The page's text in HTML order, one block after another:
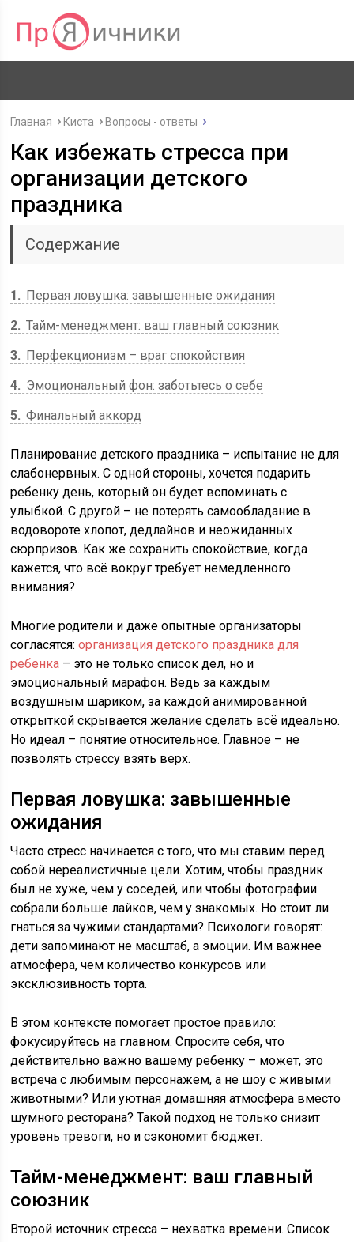
Главная Киста Вопросы - ответы
Как избежать стресса при
организации детского
праздника
Содержание
1
Первая ловушка: завышенные ожидания
2 Тайм-менеджмент: ваш главный союзник
3
Перфекционизм – враг спокойствия
4
Эмоциональный фон: заботьтесь о себе
5 Финальный аккорд
Планирование детского праздника – испытание не для
слабонервных. С одной стороны, хочется подарить
ребенку день, который он будет вспоминать с
улыбкой. С другой – не потерять самообладание в
водовороте хлопот, дедлайнов и неожиданных
сюрпризов. Как же сохранить спокойствие, когда
кажется, что всё вокруг требует немедленного
внимания?
Многие родители и даже опытные организаторы
согласятся:организация детского праздника для
ребенка – это не только список дел, но и
эмоциональный марафон. Ведь за каждым
воздушным шариком, за каждой анимированной
открыткой скрывается желание сделать всё идеально.
Но идеал – понятие относительное. Главное – не
позволять стрессу взять верх.
Первая ловушка: завышенные
ожидания
Часто стресс начинается с того, что мы ставим перед
собой нереалистичные цели. Хотим, чтобы праздник
был не хуже, чем у соседей, или чтобы фотографии
собрали больше лайков, чем у знакомых. Но стоит ли
гнаться за чужими стандартами? Психологи говорят:
дети запоминают не масштаб, а эмоции. Им важнее
атмосфера, чем количество конкурсов или
эксклюзивность торта.
В этом контексте помогает простое правило:
фокусируйтесь на главном. Спросите себя, что
действительно важно вашему ребенку – может, это
встреча с любимым персонажем, а не шоу с живыми
животными? Или уютная домашняя атмосфера вместо
шумного ресторана? Такой подход не только снизит
уровень тревоги, но и сэкономит бюджет.
Тайм-менеджмент: ваш главный
союзник
Второй источник стресса – нехватка времени. Список